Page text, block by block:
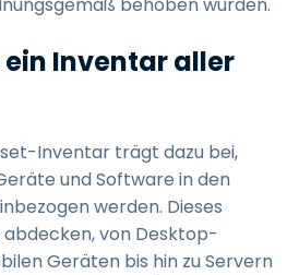
ein Inventar aller
Inventar trägt dazu bei,
und Software in den
werden. Dieses
von Desktop-
Geräten bis hin zu Servern